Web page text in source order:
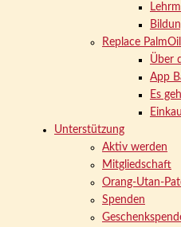
Replace
Über
App
Es
Unterstützung
Aktiv werden
Mitgliedschaft
Orang-Utan-
Spenden